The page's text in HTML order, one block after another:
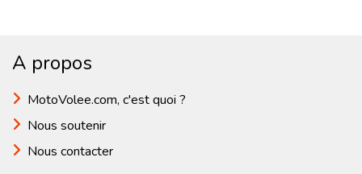
A propos
MotoVolee.com, c'est quoi ?
Nous soutenir
Nous contacter